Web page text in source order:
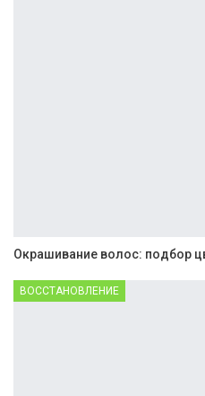
Окрашивание волос: подбор
ВОССТАНОВЛЕНИЕ